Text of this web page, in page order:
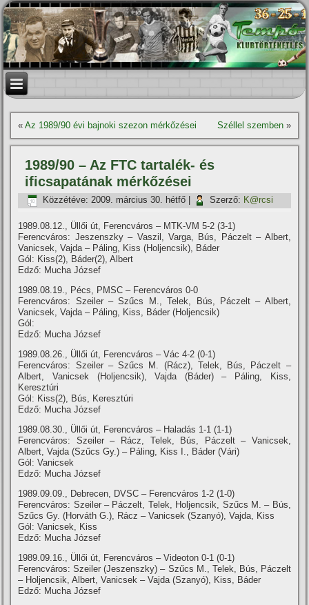
«Az 1989/90 évi bajnoki szezon mérkőzései Széllel szemben»
1989/90 – Az FTC tartalék- és
ificsapatának mérkőzései
Közzétéve: 2009. március 30. hétfő Szerző: K@rcsi
1989.08.12., Üllői út, Ferencváros – MTK-VM 5-2 (3-1)
Ferencváros: Jeszenszky – Vaszil, Varga, Bús, Páczelt – Albert,
Vanicsek, Vajda – Páling, Kiss (Holjencsik), Báder
Gól: Kiss(2), Báder(2), Albert
Edző: Mucha József
1989.08.19., Pécs, PMSC – Ferencváros 0-0
Ferencváros: Szeiler – Szűcs M., Telek, Bús, Páczelt – Albert,
Vanicsek, Vajda – Páling, Kiss, Báder (Holjencsik)
Gól:
Edző: Mucha József
1989.08.26., Üllői út, Ferencváros – Vác 4-2 (0-1)
Ferencváros: Szeiler – Szűcs M. (Rácz), Telek, Bús, Páczelt –
Albert, Vanicsek (Holjencsik), Vajda (Báder) – Páling, Kiss,
Keresztúri
Gól: Kiss(2), Bús, Keresztúri
Edző: Mucha József
1989.08.30., Üllői út, Ferencváros – Haladás 1-1 (1-1)
Ferencváros: Szeiler – Rácz, Telek, Bús, Páczelt – Vanicsek,
Albert, Vajda (Szűcs Gy.) – Páling, Kiss I., Báder (Vári)
Gól: Vanicsek
Edző: Mucha József
1989.09.09., Debrecen, DVSC – Ferencváros 1-2 (1-0)
Ferencváros: Szeiler – Páczelt, Telek, Holjencsik, Szűcs M. – Bús,
Szűcs Gy. (Horváth G.), Rácz – Vanicsek (Szanyó), Vajda, Kiss
Gól: Vanicsek, Kiss
Edző: Mucha József
1989.09.16., Üllői út, Ferencváros – Videoton 0-1 (0-1)
Ferencváros: Szeiler (Jeszenszky) – Szűcs M., Telek, Bús, Páczelt
– Holjencsik, Albert, Vanicsek – Vajda (Szanyó), Kiss, Báder
Edző: Mucha József